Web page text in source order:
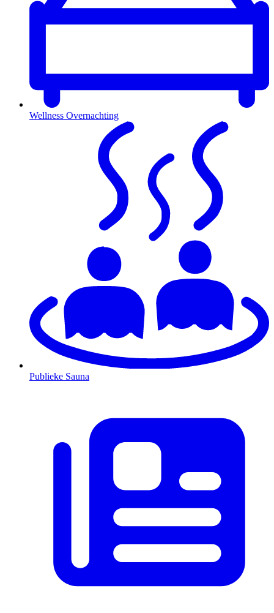
Wellness Overnachting
Publieke Sauna